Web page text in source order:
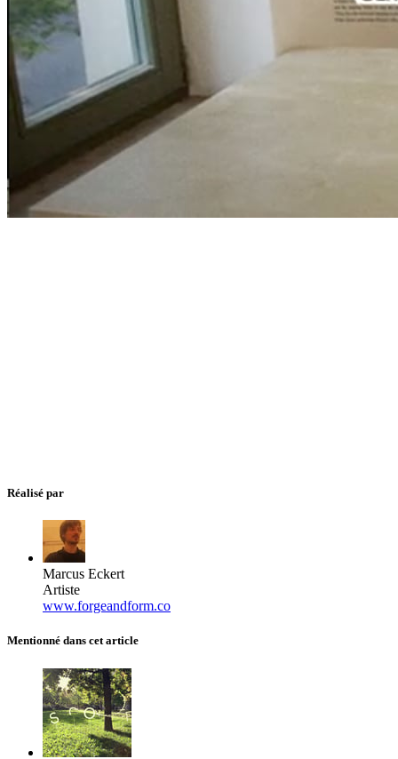
Réalisé par
Marcus Eckert
Artiste
www.forgeandform.co
Mentionné dans cet article